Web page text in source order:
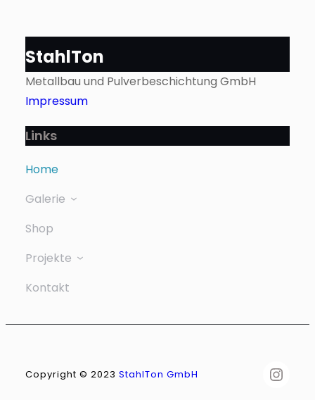
StahlTon
Metallbau und Pulverbeschichtung GmbH
Impressum
Links
Home
Galerie
Shop
Projekte
Kontakt
Copyright © 2023 StahlTon GmbH